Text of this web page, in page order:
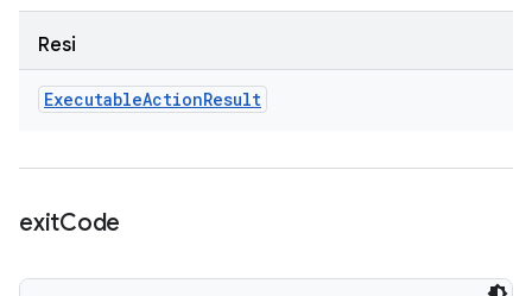
Resi
ExecutableActionResult
exitCode